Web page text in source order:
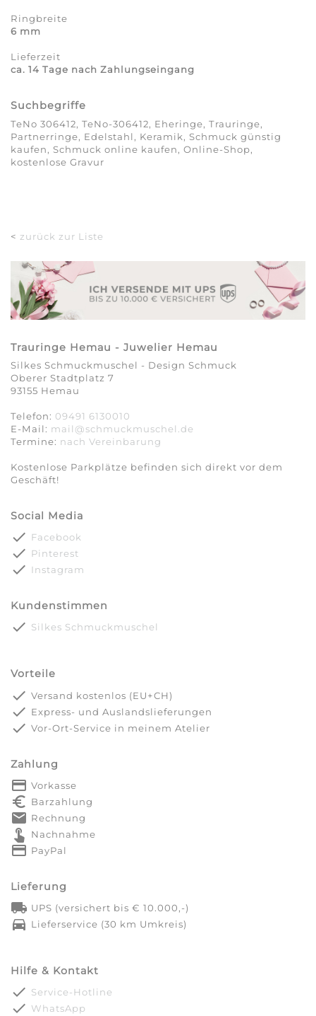
Ringbreite
6 mm
Lieferzeit
ca. 14 Tage nach Zahlungseingang
Suchbegriffe
TeNo 306412, TeNo-306412, Eheringe, Trauringe,
Partnerringe, Edelstahl, Keramik, Schmuck günstig
kaufen, Schmuck online kaufen, Online-Shop,
kostenlose Gravur
< zurück zur Liste
Trauringe Hemau - Juwelier Hemau
Silkes Schmuckmuschel - Design Schmuck
Oberer Stadtplatz 7
93155 Hemau
Telefon: 09491 6130010
E-Mail: mail@schmuckmuschel.de
Termine: nach Vereinbarung​​​​​​​
Kostenlose Parkplätze befinden sich direkt vor dem
Geschäft!
Social Media
done Facebook
done Pinterest
done Instagram
Kundenstimmen
done Silkes Schmuckmuschel
Vorteile
done Versand kostenlos (EU+CH)
done Express- und Auslandslieferungen
done Vor-Ort-Service in meinem Atelier
Zahlung
payment Vorkasse
euro_symbol Barzahlung
markunread Rechnung
touch_app Nachnahme
credit_card PayPal
Lieferung
local_shipping UPS (versichert bis € 10.000,-)
directions_car Lieferservice (30 km Umkreis)
Hilfe & Kontakt
done Service-Hotline
done WhatsApp